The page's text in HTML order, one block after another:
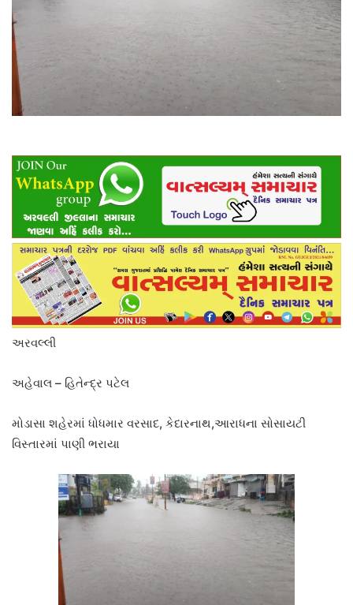
અરવલ્લી
અહેવાલ – હિતેન્દ્ર પટેલ
મોડાસા શહેરમાં ધોધમાર વરસાદ, કેદારનાથ,આરાધના સોસાયટી
વિસ્તારમાં પાણી ભરાયા